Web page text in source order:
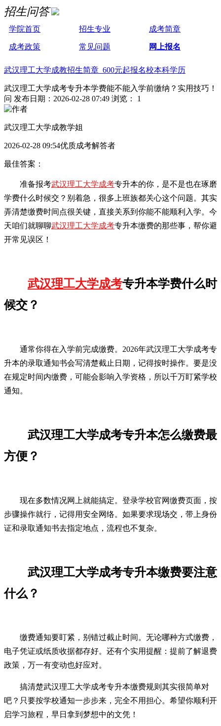
招生问答
学院首页 招生专业 成考简章
成考政策 常见问题 网上报名
武汉理工大学成教招生简章 600元起报名校本科学历
武汉理工大学成考专升本学费能不能入学前缴纳？实用技巧！
问 发布日期：2026-02-28 07:49 浏览： 1
武汉理工大学成教学姐
2026-02-28 09:54优质成考解答者
最佳答案：
准备报考武汉理工大学成考专升本的你，是不是也在琢磨
学费什么时候交？别着急，很多上班族都关心这个问题。其实
弄清楚缴费时间点很关键，直接关系到你能不能顺利入学。今
天咱们就聊聊武汉理工大学成考专升本缴费的那些事，帮你避
开常见误区！
武汉理工大学成考专升本学费什么时
候交？
通常你得在入学前完成缴费。2026年武汉理工大学成考专
升本的录取通知书会写清楚截止日期，记得按时操作。要是没
在规定时间内缴费，可能会影响入学资格，所以千万盯紧学校
通知。
武汉理工大学成考专升本怎么缴费最
方便？
现在多数情况网上就能搞定。登录学校官网缴费页面，按
步骤操作就行，记得用安全网络。如果要求现场交，带上身份
证和录取通知书去指定地点，流程也不复杂。
武汉理工大学成考专升本缴费要注意
什么？
缴费通知要盯紧，别错过截止时间。无论哪种方式缴费，
电子凭证或纸质收据都存好。还有个实用提醒：提前了解退费
政策，万一有变动也好应对。
搞清楚武汉理工大学成考专升本缴费规则其实很简单对
吧？只要按学校通知一步步来，完全不用担心。希望你顺利开
启学习旅程，早日拿到梦想中的文凭！